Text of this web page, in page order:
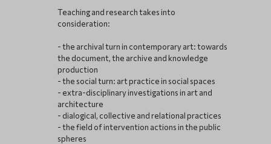
Teaching and research takes into
consideration:
- the archival turn in contemporary art: towards
the document, the archive and knowledge
production
- the social turn: art practice in social spaces
- extra-disciplinary investigations in art and
architecture
- dialogical, collective and relational practices
- the field of intervention actions in the public
spheres